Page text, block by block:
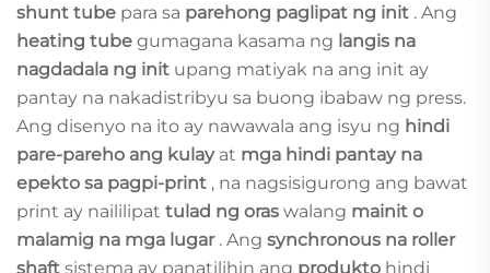
shunt tube para sa parehong paglipat ng init . Ang
heating tube gumagana kasama ng langis na
nagdadala ng init upang matiyak na ang init ay
pantay na nakadistribyu sa buong ibabaw ng press.
Ang disenyo na ito ay nawawala ang isyu ng hindi
pare-pareho ang kulay at mga hindi pantay na
epekto sa pagpi-print , na nagsisigurong ang bawat
print ay naililipat tulad ng oras walang mainit o
malamig na mga lugar . Ang synchronous na roller
shaft sistema ay panatilihin ang produkto hindi